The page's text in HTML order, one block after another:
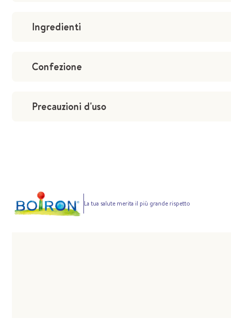
Ingredienti
Confezione
Precauzioni d'uso
La tua salute merita il più grande rispetto